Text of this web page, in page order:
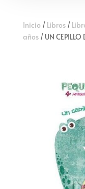
Inicio / Libros/
años/ UN CEPILLO